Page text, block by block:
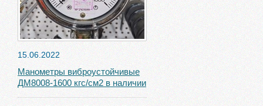
15.06.2022
Манометры виброустойчивые
ДМ8008-1600 кгс/см2 в наличии